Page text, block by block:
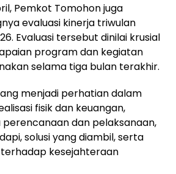
Pemkot Tomohon juga
evaluasi kinerja triwulan
Evaluasi tersebut dinilai krusial
program dan kegiatan
selama tiga bulan terakhir.
menjadi perhatian dalam
fisik dan keuangan,
dan pelaksanaan,
solusi yang diambil, serta
kesejahteraan